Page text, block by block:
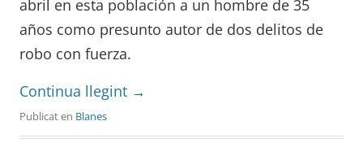
abril en esta población a un hombre de 35
años como presunto autor de dos delitos de
robo con fuerza.
Continua llegint →
Publicat en Blanes